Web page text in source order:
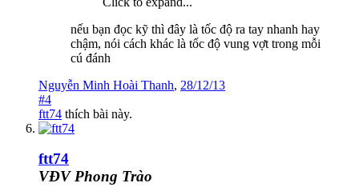
nếu bạn đọc kỹ thì đây là tốc độ ra tay nhanh hay
chậm, nói cách khác là tốc độ vung vợt trong mỗi
cú đánh
Nguyễn Minh Hoài Thanh, 28/12/13
#4
ftt74 thích bài này.
ftt74
VĐV Phong Trào